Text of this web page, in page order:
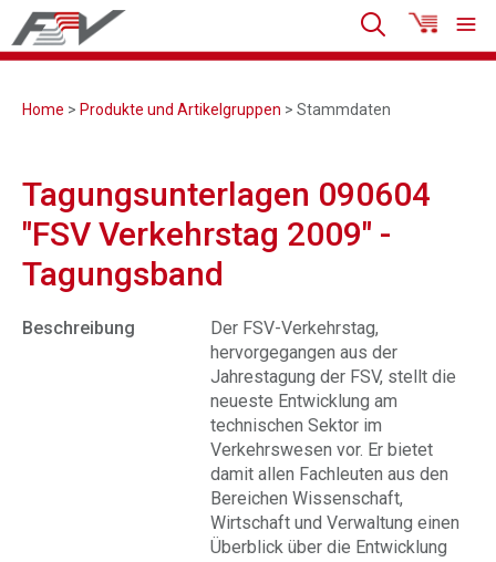
Home > Produkte und Artikelgruppen > Stammdaten
Tagungsunterlagen 090604
"FSV Verkehrstag 2009" -
Tagungsband
Beschreibung
Der FSV-Verkehrstag,
hervorgegangen aus der
Jahrestagung der FSV, stellt die
neueste Entwicklung am
technischen Sektor im
Verkehrswesen vor. Er bietet
damit allen Fachleuten aus den
Bereichen Wissenschaft,
Wirtschaft und Verwaltung einen
Überblick über die Entwicklung